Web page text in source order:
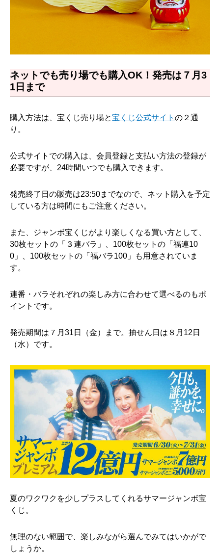
ネットでも売り場でも購入OK！発売は７月3
1日まで
購入方法は、宝くじ売り場と宝くじ公式サイト の２通
り。
公式サイトでの購入は、会員登録と支払い方法の登録が
必要ですが、24時間いつでも購入できます。
発売終了日の販売は23:50までなので、ネット購入を予定
している方は時間にもご注意ください。
また、ジャンボ宝くじがより楽しくなる買い方として、
30枚セットの「３連バラ」、100枚セットの「福連10
0」、100枚セットの「福バラ100」も用意されていま
す。
連番・バラそれぞれの楽しみ方に合わせて選べるのもポ
イントです。
発売期間は７月31日（金）まで。抽せん日は８月12日
（水）です。
夏のワクワクを少しプラスしてくれるサマージャンボ宝
くじ。
無理のない範囲で、楽しみながら選んでみてはいかがで
しょうか。